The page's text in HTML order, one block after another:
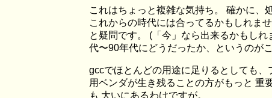
これはちょっと複雑な気持ち。 確かに、
これからの時代には合ってるかもしれま
と疑問です。 (「今」なら出来るかもし
代〜90年代にどうだったか、というのが
gccでほとんどの用途に足りるとしても
用ベンダが生き残ることの方がもっと 重
も 大いにあるわけですが。